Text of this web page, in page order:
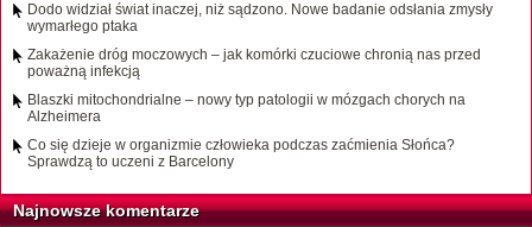
Dodo widział świat inaczej, niż sądzono. Nowe badanie odsłania zmysły
wymarłego ptaka
Zakażenie dróg moczowych – jak komórki czuciowe chronią nas przed
poważną infekcją
Blaszki mitochondrialne – nowy typ patologii w mózgach chorych na
Alzheimera
Co się dzieje w organizmie człowieka podczas zaćmienia Słońca?
Sprawdzą to uczeni z Barcelony
Najnowsze komentarze